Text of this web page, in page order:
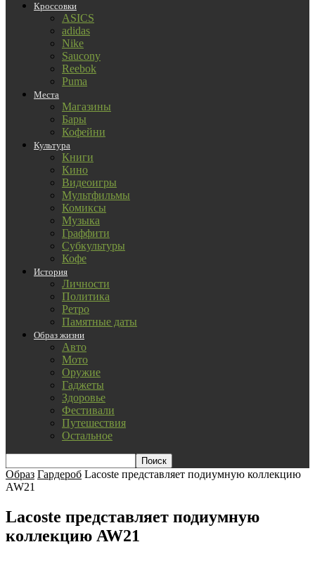
Кроссовки
ASICS
adidas
Nike
Saucony
Reebok
Puma
Места
Магазины
Бары
Кофейни
Культура
Книги
Кино
Видеоигры
Мультфильмы
Комиксы
Музыка
Граффити
Субкультуры
Кофе
История
Личности
Политика
Ретро
Памятные даты
Образ жизни
Авто
Мото
Оружие
Гаджеты
Здоровье
Фестивали
Путешествия
Остальное
Образ Гардероб Lacoste представляет подиумную коллекцию
AW21
Lacoste представляет подиумную
коллекцию AW21